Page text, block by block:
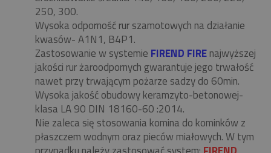
250, 300.
Wysoka odporność rur szamotowych na działanie
kwasów- A1N1, B4P1.
Zastosowanie w systemie FIREND FIREnajwyższej
jakości rur żaroodpornych gwarantuje jego trwałość
nawet przy trwającym pożarze sadzy do 60min.
Wysoka jakość obudowy keramzyto-betonowej-
klasa LA 90 DIN 18160-60 :2014.
Nie zaleca się stosowania komina do kominków z
płaszczem wodnym oraz pieców miałowych. W tym